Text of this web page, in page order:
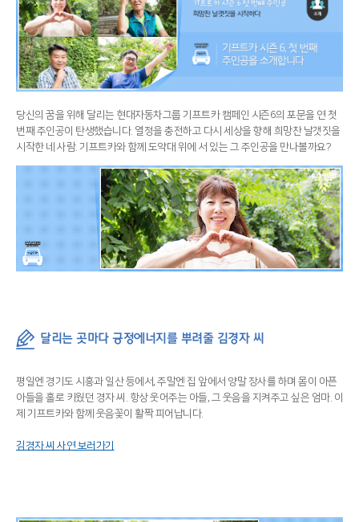
당신의 꿈을 위해 달리는 현대자동차그룹 기프트카 캠페인 시즌6의 포문을 연 첫
번째 주인공이 탄생했습니다. 열정을 충전하고 다시 세상을 향해 희망찬 날갯짓을
시작한 네 사람. 기프트카와 함께 도약대 위에 서 있는 그 주인공을 만나볼까요?
달리는 곳마다 긍정에너지를 뿌려줄 김경자 씨
평일엔 경기도 시흥과 일산 등에서, 주말엔 집 앞에서 양말 장사를 하며 몸이 아픈
아들을 홀로 키웠던 경자 씨. 항상 웃어주는 아들, 그 웃음을 지켜주고 싶은 엄마. 이
제 기프트카와 함께 웃음꽃이 활짝 피어납니다.
김경자 씨 사연 보러가기